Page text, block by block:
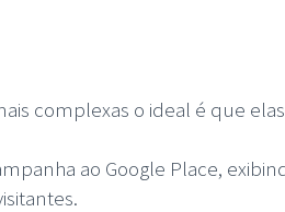
complexas o ideal é que
ao Google Place,